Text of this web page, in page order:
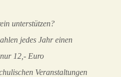
unterstützen?
jedes Jahr einen
12,- Euro
Veranstaltungen